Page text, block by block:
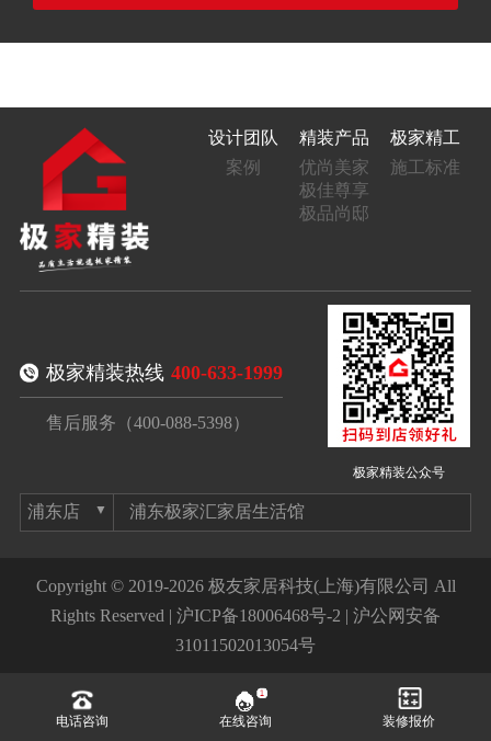
设计团队
案例
精装产品
优尚美家
极佳尊享
极品尚邸
极家精工
施工标准
极家精装热线 400-633-1999
售后服务（400-088-5398）
极家精装公众号
浦东极家汇家居生活馆
Copyright © 2019-2026 极友家居科技(上海)有限公司 All
Rights Reserved | 沪ICP备18006468号-2 | 沪公网安备
31011502013054号
电话咨询 在线咨询 装修报价